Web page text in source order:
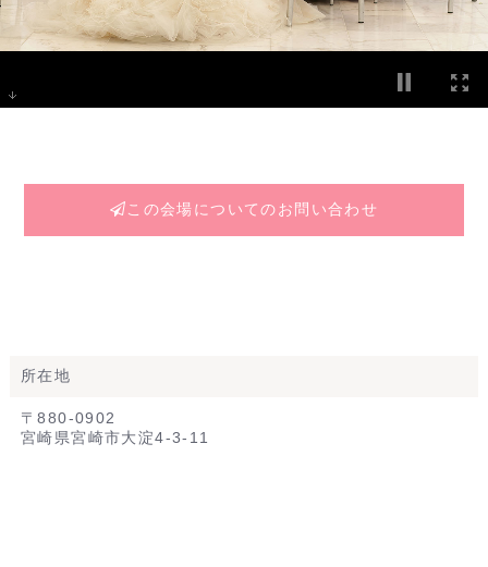
この会場についてのお問い合わせ
所在地
〒880-0902
宮崎県宮崎市大淀4-3-11